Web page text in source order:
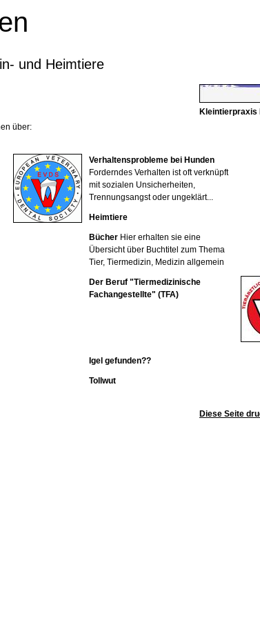
und Heimtiere
Kleintierpraxis
über:
Verhaltensprobleme bei Hunden
Forderndes Verhalten ist oft verknüpft
mit sozialen Unsicherheiten,
Trennungsangst oder ungeklärt...
Heimtiere
Bücher Hier erhalten sie eine
Übersicht über Buchtitel zum Thema
Tier, Tiermedizin, Medizin allgemein
Der Beruf "Tiermedizinische
Fachangestellte" (TFA)
Igel gefunden??
Tollwut
Diese Seite